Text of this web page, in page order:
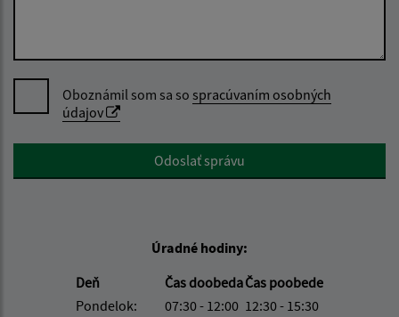
Oboznámil som sa so spracúvaním osobných
údajov
Google reCaptcha ResponseOdoslať správu
Úradné hodiny:
Deň
Čas doobedaČas poobede
Pondelok:
07:30 - 12:00 12:30 - 15:30